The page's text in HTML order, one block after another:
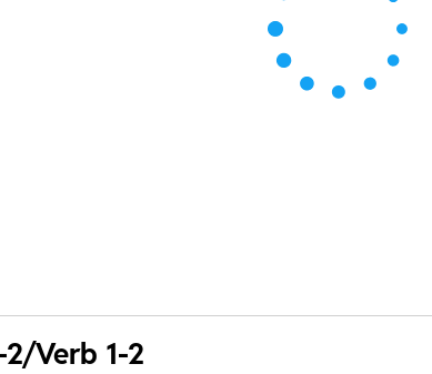
Verb 1-2